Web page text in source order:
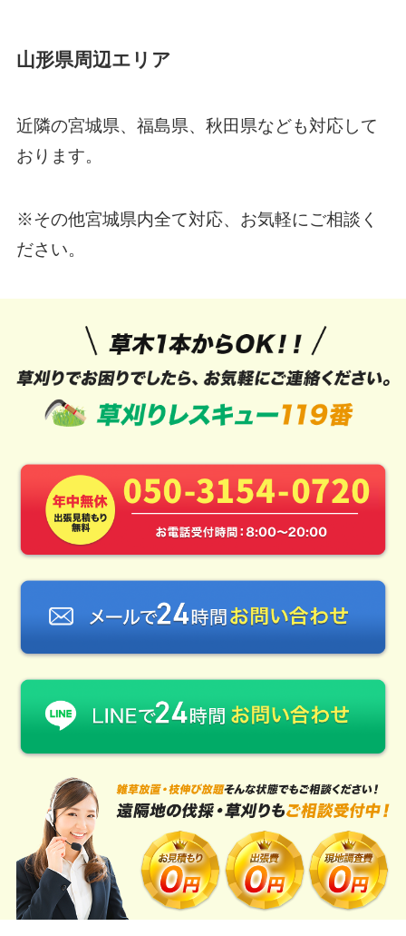
山形県周辺エリア
近隣の宮城県、福島県、秋田県なども対応して
おります。
※その他宮城県内全て対応、お気軽にご相談く
ださい。